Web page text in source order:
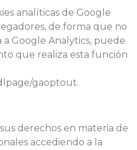
analíticas de Google
de forma que no
Google Analytics, puede
que realiza esta función
gaoptout.
derechos en materia de
accediendo a la